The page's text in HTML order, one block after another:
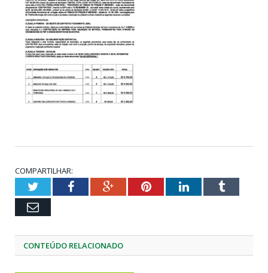
COMPARTILHAR:
TwitterFacebookGoogle+PinterestLinkedInTumblr
Email
CONTEÚDO RELACIONADO